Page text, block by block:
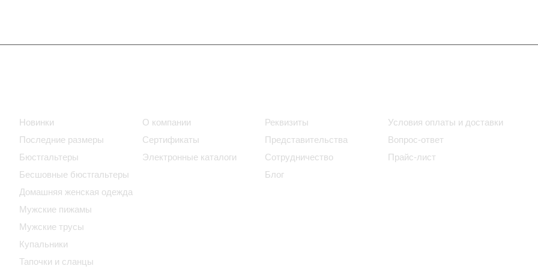
Новинки
Последние размеры
Бюстгальтеры
Бесшовные бюстгальтеры
Домашняя женская одежда
Мужские пижамы
Мужские трусы
Купальники
Тапочки и сланцы
О компании
Сертификаты
Электронные каталоги
Реквизиты
Представительства
Сотрудничество
Блог
Условия оплаты и доставки
Вопрос-ответ
Прайс-лист